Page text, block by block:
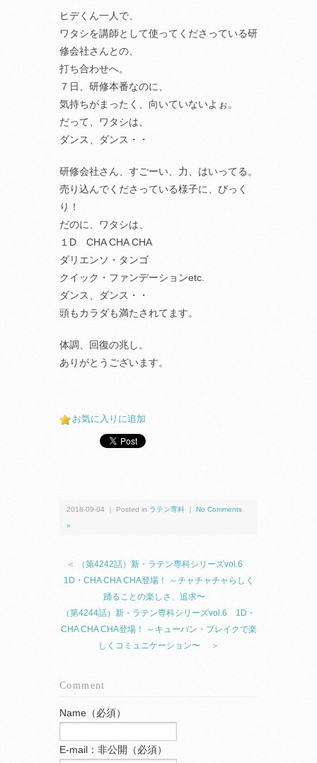
ヒデくん一人で、
ワタシを講師として使ってくださっている研
修会社さんとの、
打ち合わせへ。
７日、研修本番なのに、
気持ちがまったく、向いていないよぉ。
だって、ワタシは、
ダンス、ダンス・・
研修会社さん、すごーい、力、はいってる。
売り込んでくださっている様子に、びっく
り！
だのに、ワタシは、
１D CHA CHA CHA
ダリエンソ・タンゴ
クイック・ファンデーションetc.
ダンス、ダンス・・
頭もカラダも満たされてます。
体調、回復の兆し。
ありがとうございます。
お気に入りに追加
2018-09-04 ｜ Posted in ラテン専科 No Comments
»
＜ （第4242話）新・ラテン専科シリーズvol.6
1D・CHA CHA CHA登場！ ～チャチャチャらしく
踊ることの楽しさ、追求〜
（第4244話）新・ラテン専科シリーズvol.6 1D・
CHA CHA CHA登場！ ～キューバン・ブレイクで楽
しくコミュニケーション〜 ＞
Comment
Name（必須）
E-mail：非公開（必須）